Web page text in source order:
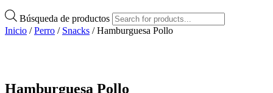
Búsqueda de productos
Inicio /Perro / Snacks / Hamburguesa Pollo
Hamburguesa Pollo